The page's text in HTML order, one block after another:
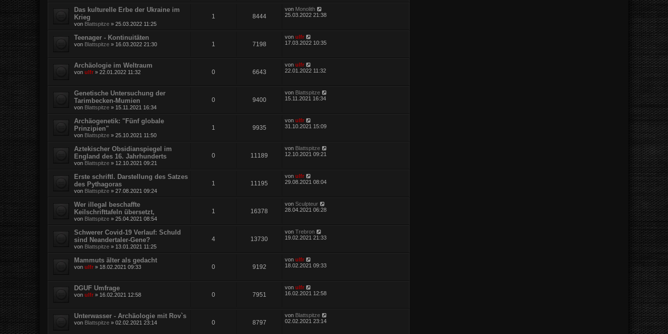
Das kulturelle Erbe der Ukraine im
Krieg
von Blattspitze » 25.03.2022 11:25
1 8444
von Monolith
25.03.2022 21:38
Teenager - Kontinuitäten
von Blattspitze » 16.03.2022 21:30 1 7198
vonulfr
17.03.2022 10:35
Archäologie im Weltraum
von ulfr » 22.01.2022 11:32 0 6643
vonulfr
22.01.2022 11:32
Genetische Untersuchung der
Tarimbecken-Mumien
von Blattspitze » 15.11.2021 16:34
0 9400
von Blattspitze
15.11.2021 16:34
Archäogenetik: "Fünf globale
Prinzipien"
von Blattspitze » 25.10.2021 11:50
1 9935
vonulfr
31.10.2021 15:09
Aztekischer Obsidianspiegel im
England des 16. Jahrhunderts
von Blattspitze » 12.10.2021 09:21
0 11189
von Blattspitze
12.10.2021 09:21
Erste schriftl. Darstellung des Satzes
des Pythagoras
von Blattspitze » 27.08.2021 09:24
1 11195
vonulfr
29.08.2021 08:04
Wer illegal beschaffte
Keilschrifttafeln übersetzt,
von Blattspitze » 25.04.2021 08:54
1 16378
vonSculpteur
28.04.2021 06:28
Schwerer Covid-19 Verlauf: Schuld
sind Neandertaler-Gene?
von Blattspitze » 13.01.2021 11:25
4 13730
vonTrebron
19.02.2021 21:33
Mammuts älter als gedacht
von ulfr » 18.02.2021 09:33 0 9192
vonulfr
18.02.2021 09:33
DGUF Umfrage
von ulfr » 16.02.2021 12:58 0 7951
vonulfr
16.02.2021 12:58
Unterwasser - Archäologie mit Rov`s
von Blattspitze » 02.02.2021 23:14 0 8797
von Blattspitze
02.02.2021 23:14